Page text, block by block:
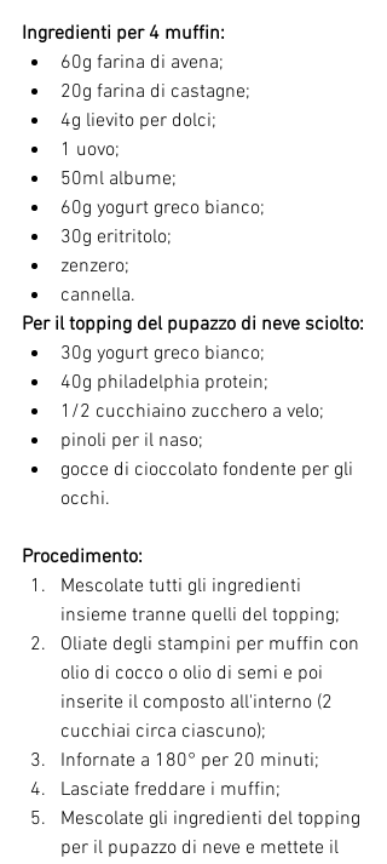
Ingredienti per 4 muffin:
60g farina di avena;
20g farina di castagne;
4g lievito per dolci;
1 uovo;
50ml albume;
60g yogurt greco bianco;
30g eritritolo;
zenzero;
cannella.
Per il topping del pupazzo di neve sciolto:
30g yogurt greco bianco;
40g philadelphia protein;
1/2 cucchiaino zucchero a velo;
pinoli per il naso;
gocce di cioccolato fondente per gli
occhi.
Procedimento:
Mescolate tutti gli ingredienti
insieme tranne quelli del topping;
Oliate degli stampini per muffin con
olio di cocco o olio di semi e poi
inserite il composto all'interno (2
cucchiai circa ciascuno);
Infornate a 180° per 20 minuti;
Lasciate freddare i muffin;
Mescolate gli ingredienti del topping
per il pupazzo di neve e mettete il